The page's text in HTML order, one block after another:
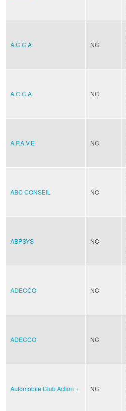
A.C.C.A NC
A.C.C.A NC
A.P.A.V.E NC
ABC CONSEIL NC
ABPSYS NC
ADECCO NC
ADECCO NC
Automobile Club Action + NC